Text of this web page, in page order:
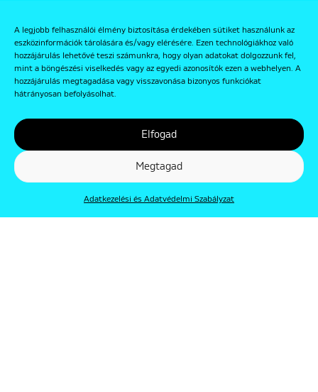
A legjobb felhasználói élmény biztosítása érdekében sütiket használunk az
eszközinformációk tárolására és/vagy elérésére. Ezen technológiákhoz való
hozzájárulás lehetővé teszi számunkra, hogy olyan adatokat dolgozzunk fel,
mint a böngészési viselkedés vagy az egyedi azonosítók ezen a webhelyen. A
hozzájárulás megtagadása vagy visszavonása bizonyos funkciókat
hátrányosan befolyásolhat.
Elfogad
Megtagad
Adatkezelési és Adatvédelmi Szabályzat